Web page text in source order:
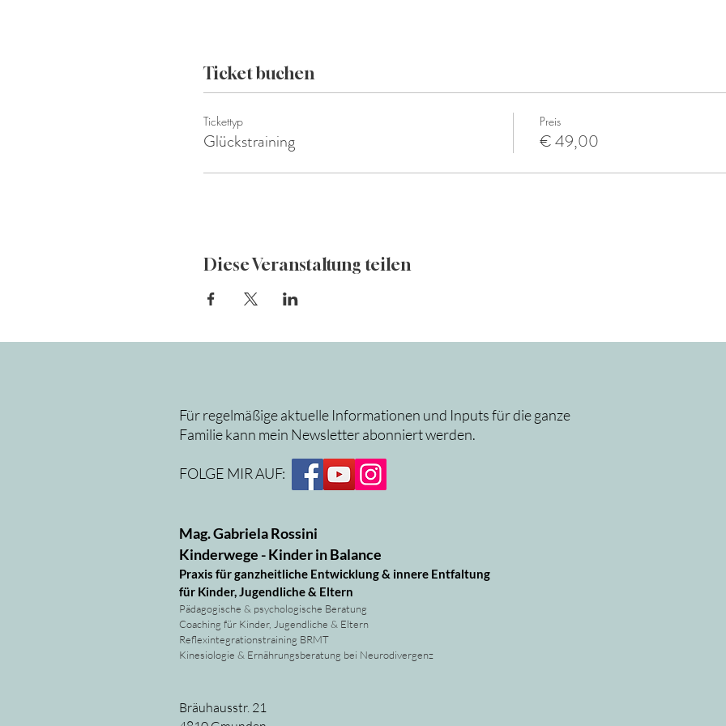
Ticket buchen
Tickettyp
Glückstraining
Preis
€ 49,00
Diese Veranstaltung teilen
Für regelmäßige aktuelle Informationen und Inputs für die ganze
Familie kann mein Newsletter abonniert werden.
FOLGE MIR AUF:
Mag. Gabriela Rossini
Kinderwege - Kinder in Balance
Praxis für ganzheitliche Entwicklung & innere Entfaltung
für Kinder, Jugendliche & Eltern
Pädagogische & psychologische Beratung
Coaching für Kinder, Jugendliche & Eltern
Reflexintegrationstraining BRMT
Kinesiologie & Ernährungsberatung bei Neurodivergenz
Bräuhausstr. 21